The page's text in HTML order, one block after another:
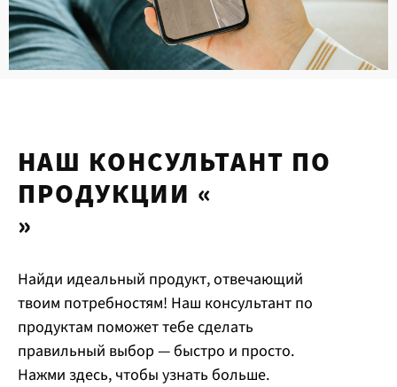
НАШ КОНСУЛЬТАНТ ПО
ПРОДУКЦИИ «
»
Найди идеальный продукт, отвечающий
твоим потребностям! Наш консультант по
продуктам поможет тебе сделать
правильный выбор — быстро и просто.
Нажми здесь, чтобы узнать больше.